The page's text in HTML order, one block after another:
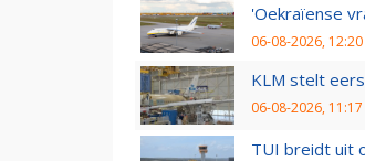
'Oekraïense
06-08-2026, 12:20
KLM stelt
06-08-2026, 11:17
TUI breidt uit